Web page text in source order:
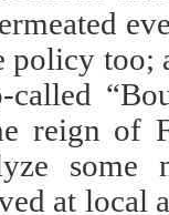
policy
called
reign of
some
at local